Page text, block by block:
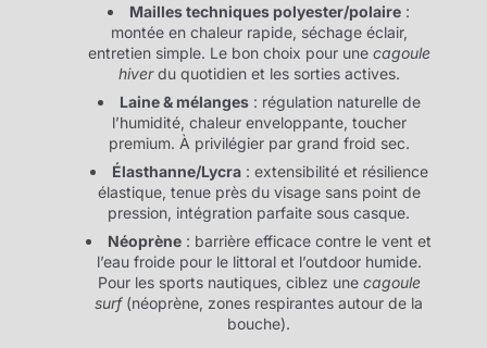
Mailles techniques polyester/polaire :
montée en chaleur rapide, séchage éclair,
entretien simple. Le bon choix pour une cagoule
hiverdu quotidien et les sorties actives.
Laine & mélanges: régulation naturelle de
l’humidité, chaleur enveloppante, toucher
premium. À privilégier par grand froid sec.
Élasthanne/Lycra: extensibilité et résilience
élastique, tenue près du visage sans point de
pression, intégration parfaite sous casque.
Néoprène : barrière efficace contre le vent et
l’eau froide pour le littoral et l’outdoor humide.
Pour les sports nautiques, ciblez une cagoule
surf(néoprène, zones respirantes autour de la
bouche).